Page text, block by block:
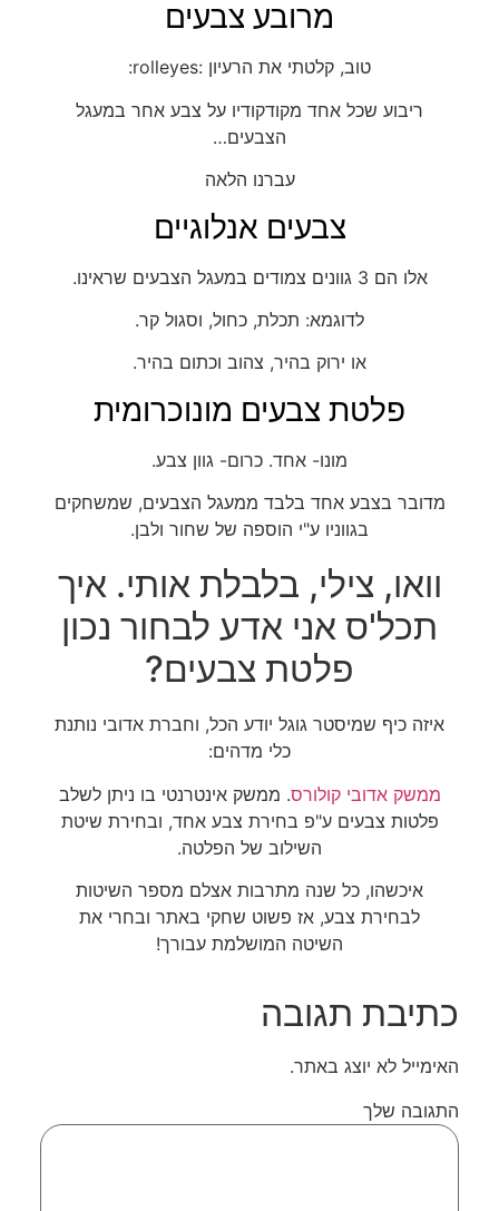
מרובע צבעים
טוב, קלטתי את הרעיון :rolleyes:
ריבוע שכל אחד מקודקודיו על צבע אחר במעגל
הצבעים…
עברנו הלאה
צבעים אנלוגיים
אלו הם 3 גוונים צמודים במעגל הצבעים שראינו.
לדוגמא: תכלת, כחול, וסגול קר.
או ירוק בהיר, צהוב וכתום בהיר.
פלטת צבעים מונוכרומית
מונו- אחד. כרום- גוון צבע.
מדובר בצבע אחד בלבד ממעגל הצבעים, שמשחקים
בגווניו ע"י הוספה של שחור ולבן.
וואו, צילי, בלבלת אותי. איך
תכל'ס אני אדע לבחור נכון
פלטת צבעים?
איזה כיף שמיסטר גוגל יודע הכל, וחברת אדובי נותנת
כלי מדהים:
ממשק אדובי קולורס. ממשק אינטרנטי בו ניתן לשלב
פלטות צבעים ע"פ בחירת צבע אחד, ובחירת שיטת
השילוב של הפלטה.
איכשהו, כל שנה מתרבות אצלם מספר השיטות
לבחירת צבע, אז פשוט שחקי באתר ובחרי את
השיטה המושלמת עבורך!
כתיבת תגובה
האימייל לא יוצג באתר.
התגובה שלך